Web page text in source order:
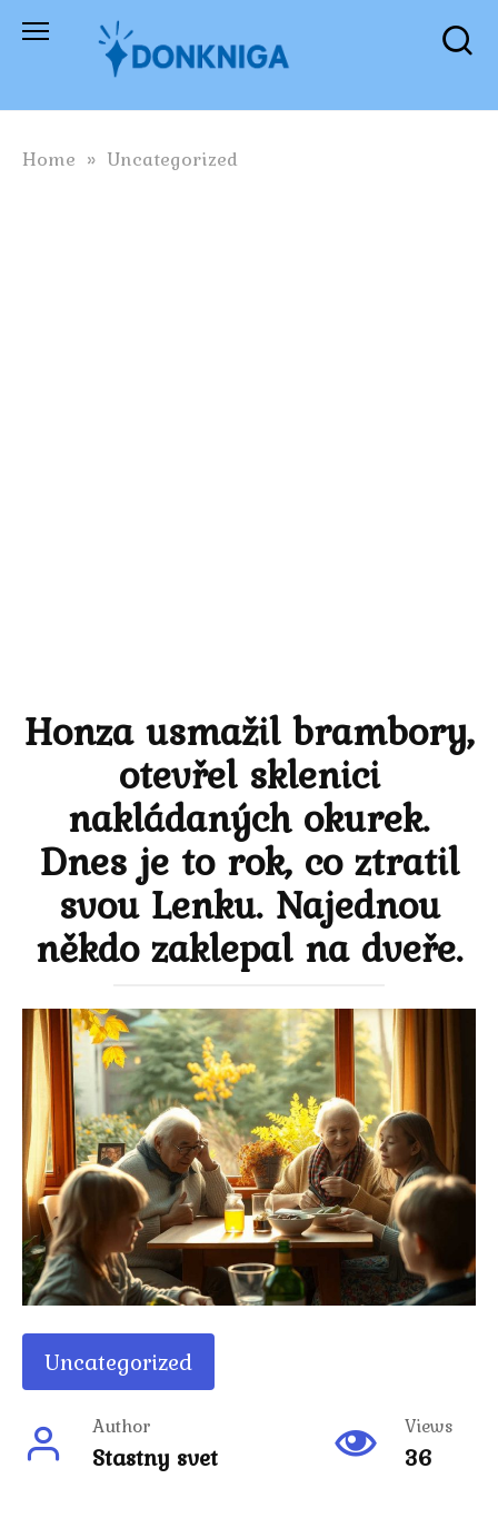
Skip
Home » Uncategorized
Honza usmažil brambory,
otevřel sklenici
nakládaných okurek.
Dnes je to rok, co ztratil
svou Lenku. Najednou
někdo zaklepal na dveře.
Uncategorized
Author
Stastny svet
Views
36